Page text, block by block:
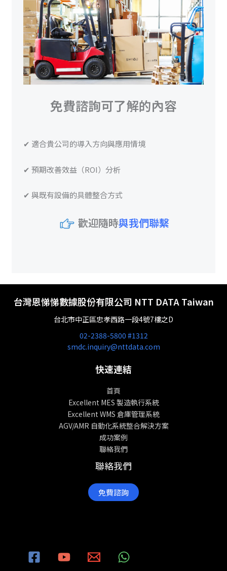
免費諮詢可了解的內容
✔ 適合貴公司的導入方向與應用情境
✔ 預期改善效益（ROI）分析
✔ 與既有設備的具體整合方式
歡迎隨時與我們聯繫
台灣恩悌悌數據股份有限公司 NTT DATA Taiwan
台北市中正區忠孝西路一段4號7樓之D
02-2388-5800 #1312
smdc.inquiry@nttdata.com
快速連結
首頁
Excellent MES 製造執行系統
Excellent WMS 倉庫管理系統
AGV/AMR 自動化系統整合解決方案
成功案例
聯絡我們
聯絡我們
免費諮詢